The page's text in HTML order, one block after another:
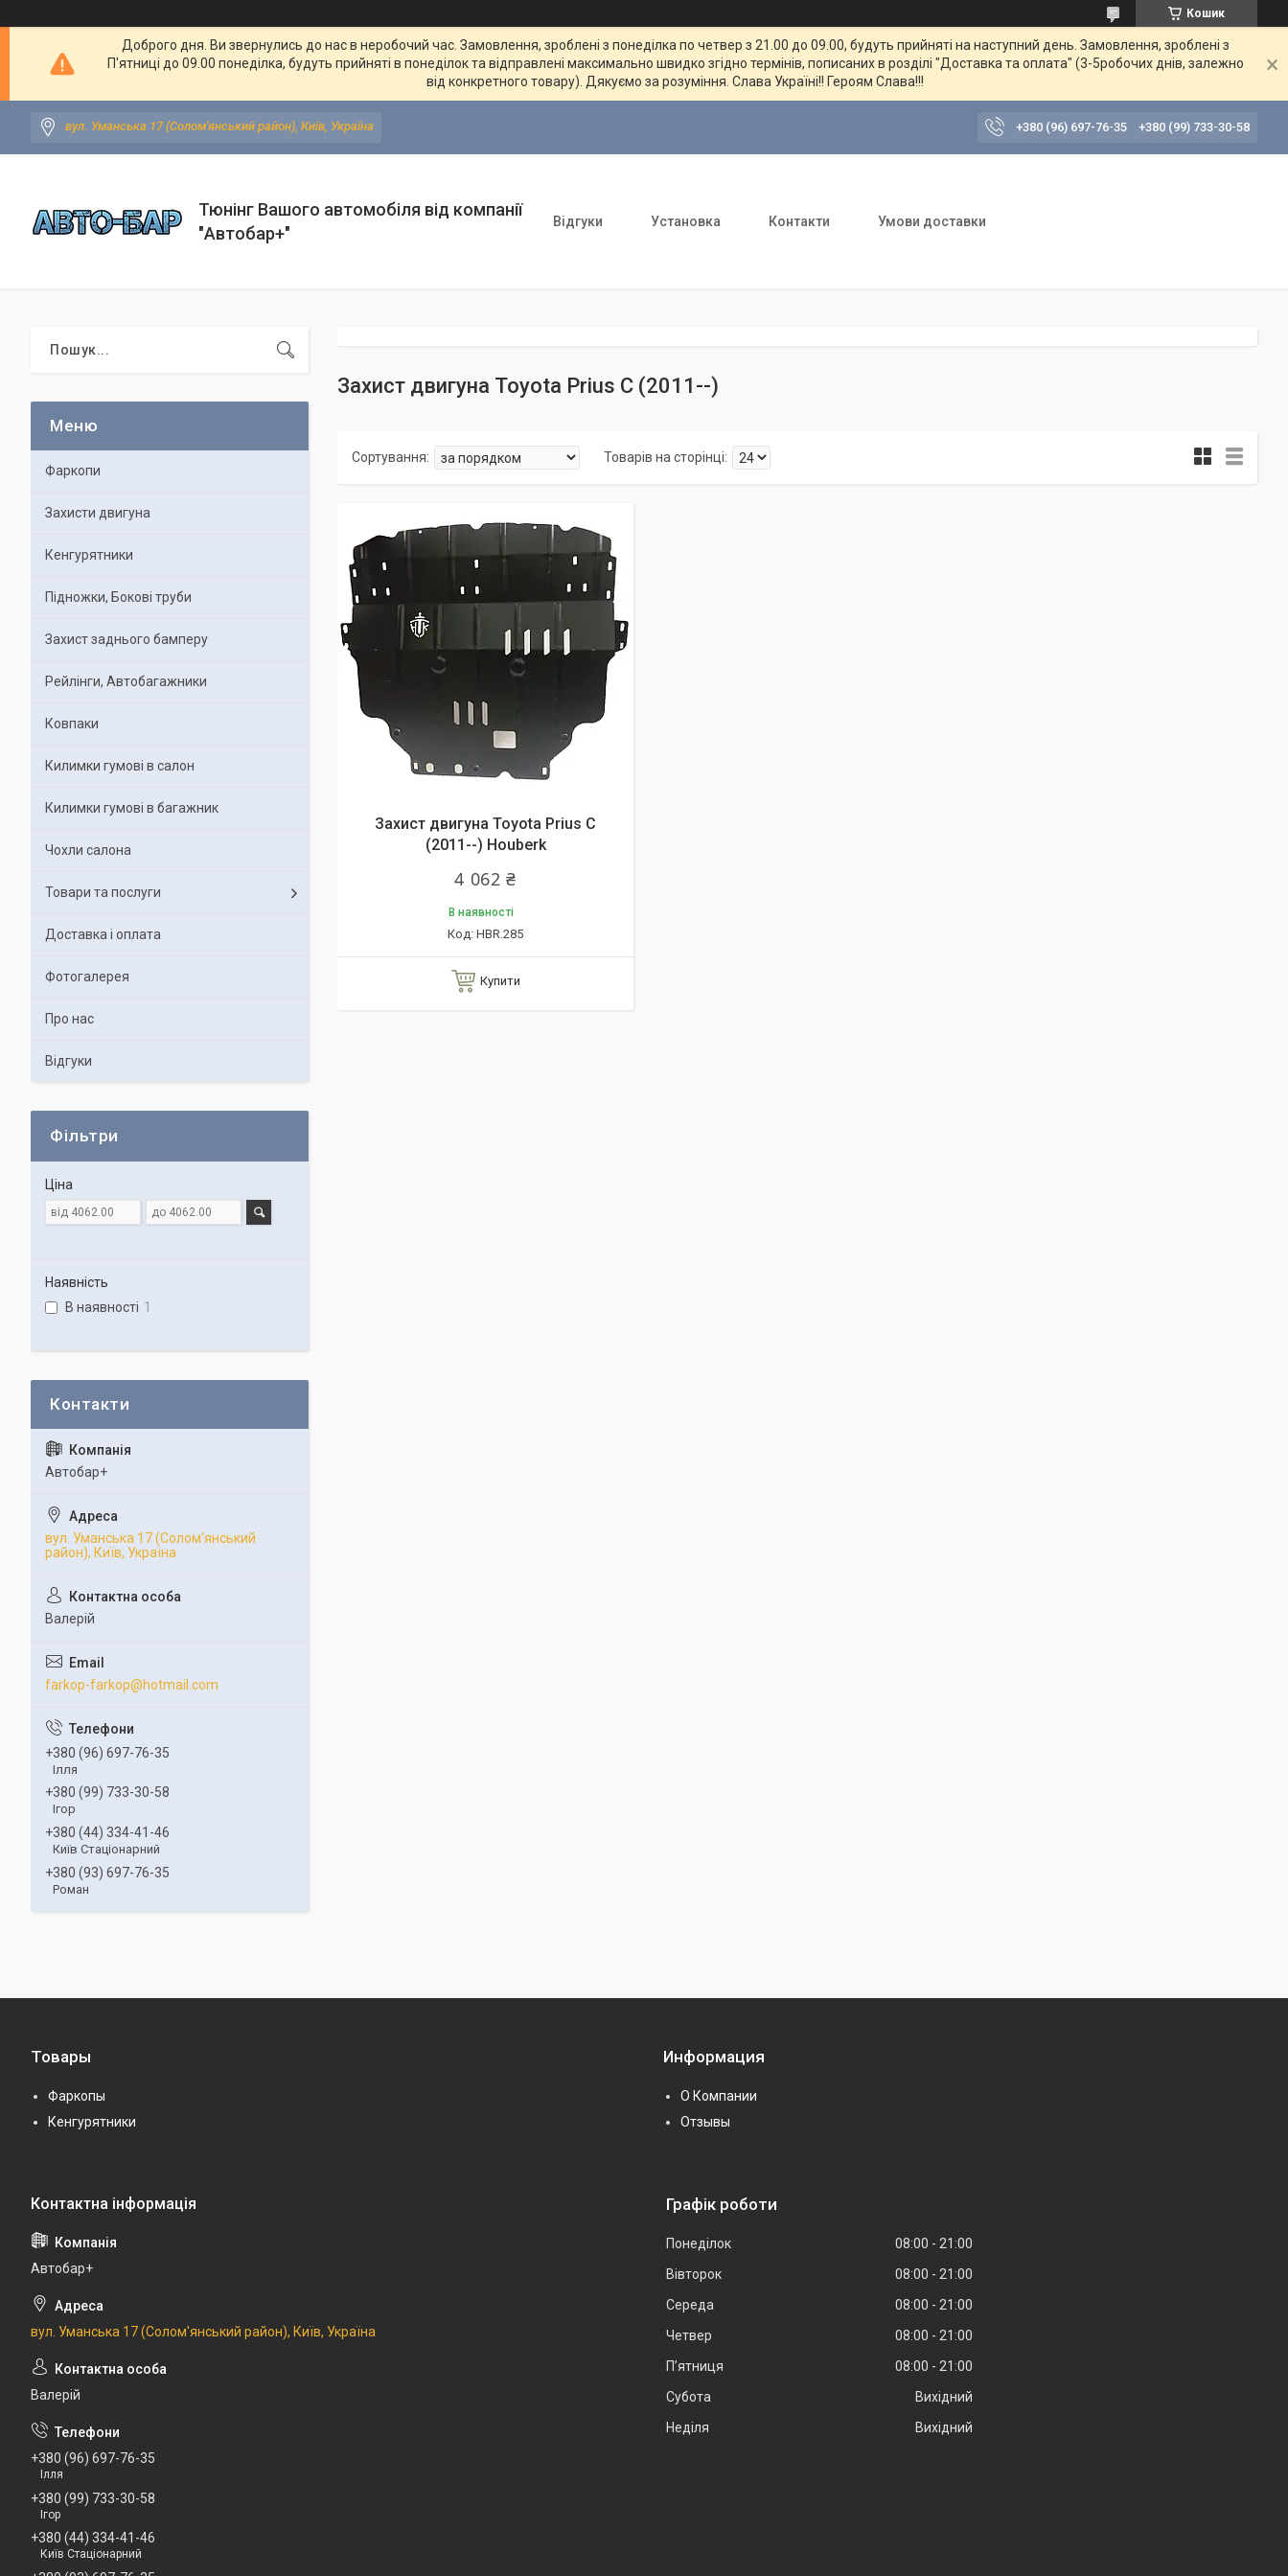
Кошик
Доброго дня. Ви звернулись до нас в неробочий час. Замовлення, зроблені з понеділка по четвер з 21.00 до 09.00, будуть прийняті на наступний день. Замовлення, зроблені з
П'ятниці до 09.00 понеділка, будуть прийняті в понеділок та відправлені максимально швидко згідно термінів, пописаних в розділі "Доставка та оплата" (3-5робочих днів, залежно
від конкретного товару). Дякуємо за розуміння. Слава Україні!! Героям Слава!!!
вул. Уманська 17 (Солом'янський район), Київ, Україна +380 (96) 697-76-35 +380 (99) 733-30-58
Тюнінг Вашого автомобіля від компанії
"Автобар+"
Відгуки Установка Контакти Умови доставки
Захист двигуна Toyota Prius C (2011--)
Захист двигуна Toyota Prius C
(2011--) Houberk
4 062 ₴
В наявності
HBR.285
Купити
Фаркопи
Захисти двигуна
Кенгурятники
Підножки, Бокові труби
Захист заднього бамперу
Рейлінги, Автобагажники
Ковпаки
Килимки гумові в салон
Килимки гумові в багажник
Чохли салона
Товари та послуги
Доставка і оплата
Фотогалерея
Про нас
Відгуки
Фільтри
Ціна
Наявність
В наявності 1
Автобар+
вул. Уманська 17 (Солом'янський
район), Київ, Україна
Валерій
farkop-farkop@hotmail.com
+380 (96) 697-76-35
Ілля
+380 (99) 733-30-58
Ігор
+380 (44) 334-41-46
Київ Стаціонарний
+380 (93) 697-76-35
Роман
Товары
Фаркопы
Кенгурятники
Информация
О Компании
Отзывы
Автобар+
вул. Уманська 17 (Солом'янський район), Київ, Україна
Валерій
+380 (96) 697-76-35
Ілля
+380 (99) 733-30-58
Ігор
+380 (44) 334-41-46
Київ Стаціонарний
Графік роботи
Понеділок 08:00
21:00
Вівторок
08:00
21:00
Середа
08:00
21:00
Четвер
08:00
21:00
Пʼятниця
08:00
21:00
Субота
Вихідний
Неділя
Вихідний